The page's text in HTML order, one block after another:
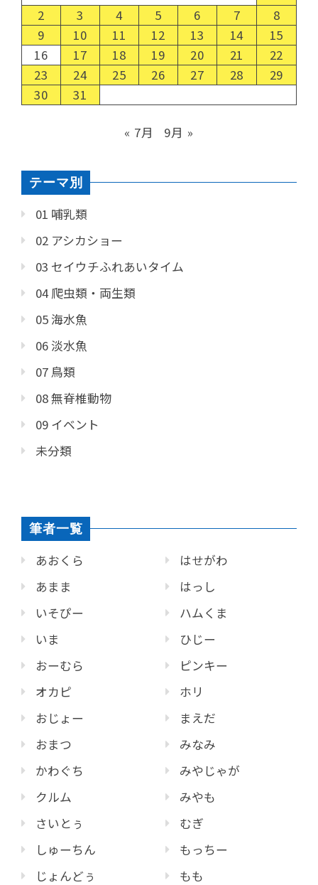
2
3 4 5 6 7
8
9
10 11 12 13 14
15
16
17 18 19 20 21
22
23
24 25 26 27 28
29
30
31
« 7月 9月 »
テーマ別
01 哺乳類
02 アシカショー
03 セイウチふれあいタイム
04 爬虫類・両生類
05 海水魚
06 淡水魚
07 鳥類
08 無脊椎動物
09 イベント
未分類
筆者一覧
あおくら
あまま
いそぴー
いま
おーむら
オカピ
おじょー
おまつ
かわぐち
クルム
さいとぅ
しゅーちん
じょんどぅ
はせがわ
はっし
ハムくま
ひじー
ピンキー
ホリ
まえだ
みなみ
みやじゃが
みやも
むぎ
もっちー
もも